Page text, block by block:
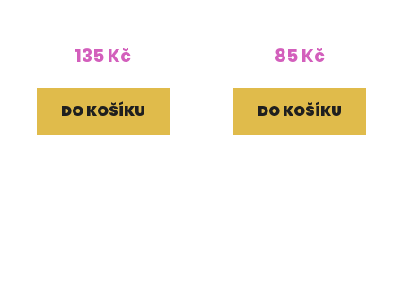
135 Kč
DO KOŠÍKU
85 Kč
DO KOŠÍKU